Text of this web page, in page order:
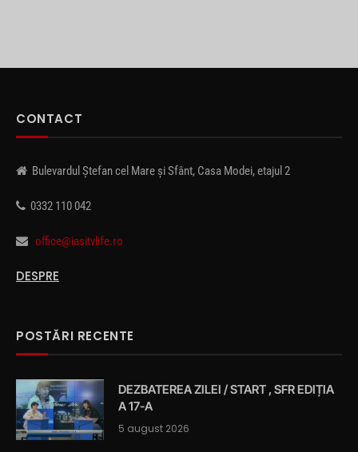
CONTACT
Bulevardul Ștefan cel Mare și Sfânt, Casa Modei, etajul 2
0332 110 042
office@iasitvlife.ro
DESPRE
POSTĂRI RECENTE
DEZBATEREA ZILEI / START , SFR EDIȚIA
A 17-A
5 august 2026